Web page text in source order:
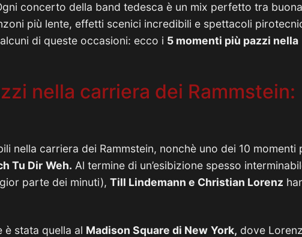
concerto della band tedesca è un mix perfetto tra buona
più lente, effetti scenici incredibili e spettacoli
di queste occasioni: ecco i 5 momenti più pazzi nella
nella carriera dei Rammstein:
nella carriera dei Rammstein, nonchè uno dei 10 momenti
Tu Dir Weh. Al termine di un’esibizione spesso
parte dei minuti), Till Lindemann e Christian Lorenz
è stata quella al Madison Square di New York, dove Lorenz